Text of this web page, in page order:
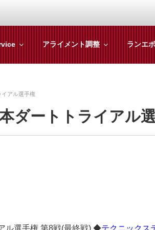
SUMIYAMA
た日常メンテから各種チューニングま
アライメント調整 ランエ
イアル選手権
ダートトライアル